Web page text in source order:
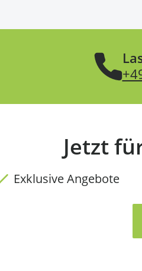
Jetzt
Exklusive Angebote